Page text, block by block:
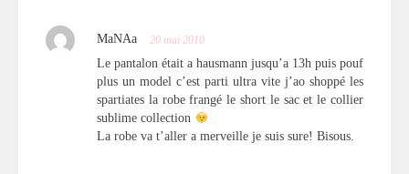
MaNAa 20 mai 2010
Le pantalon était a hausmann jusqu’a 13h puis pouf
plus un model c’est parti ultra vite j’ao shoppé les
spartiates la robe frangé le short le sac et le collier
sublime collection
La robe va t’aller a merveille je suis sure! Bisous.